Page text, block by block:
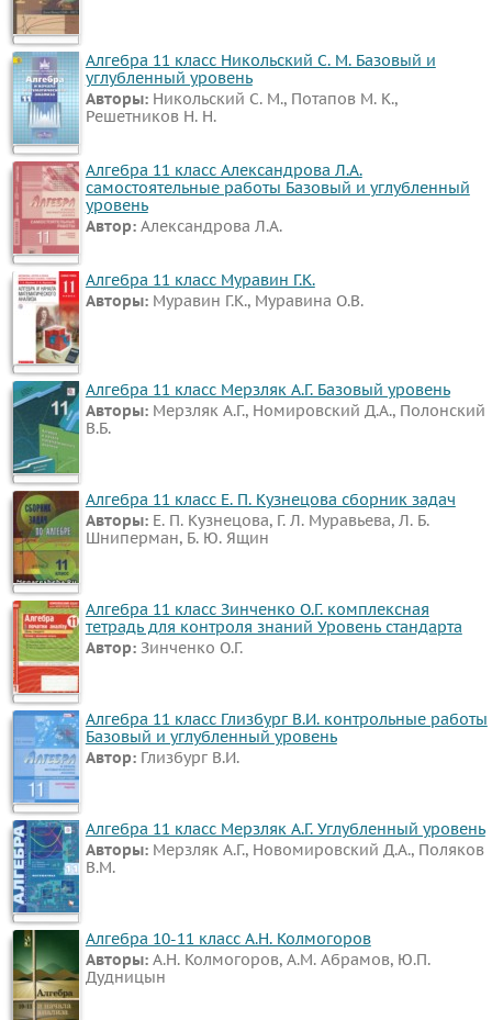
Алгебра 11 класс Никольский С. М. Базовый и
углубленный уровень
Авторы: Никольский С. М., Потапов М. К.,
Решетников Н. Н.
Алгебра 11 класс Александрова Л.А.
самостоятельные работы Базовый и углубленный
уровень
Автор: Александрова Л.А.
Алгебра 11 класс Муравин Г.К.
Авторы: Муравин Г.К., Муравина О.В.
Алгебра 11 класс Мерзляк А.Г. Базовый уровень
Авторы: Мерзляк А.Г., Номировский Д.А., Полонский
В.Б.
Алгебра 11 класс Е. П. Кузнецова сборник задач
Авторы: Е. П. Кузнецова, Г. Л. Муравьева, Л. Б.
Шниперман, Б. Ю. Ящин
Алгебра 11 класс Зинченко О.Г. комплексная
тетрадь для контроля знаний Уровень стандарта
Автор: Зинченко О.Г.
Алгебра 11 класс Глизбург В.И. контрольные работы
Базовый и углубленный уровень
Автор: Глизбург В.И.
Алгебра 11 класс Мерзляк А.Г. Углубленный уровень
Авторы: Мерзляк А.Г., Новомировский Д.А., Поляков
В.М.
Алгебра 10-11 класс А.Н. Колмогоров
Авторы: А.Н. Колмогоров, А.М. Абрамов, Ю.П.
Дудницын